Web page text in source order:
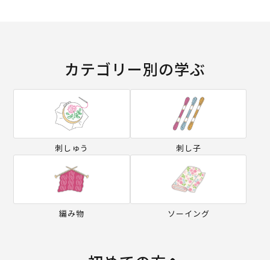
カテゴリー別の学ぶ
刺しゅう 刺し子
編み物 ソーイング